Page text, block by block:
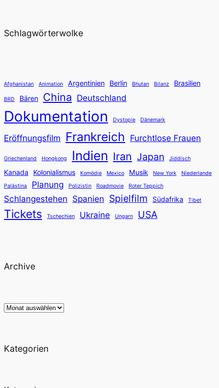
Schlagwörterwolke
Afghanistan Animation Argentinien Berlin Bhutan Bilanz Brasilien
BRD Bären China Deutschland
Dokumentation Dystopie Dänemark
Eröffnungsfilm Frankreich Furchtlose Frauen
Griechenland Hongkong Indien Iran Japan Jiddisch
Kanada Kolonialismus Komödie Mexico Musik New York
Niederlande
Palästina
Planung Polizistin Roadmovie Roter Teppich
Schlangestehen Spanien Spielfilm Südafrika Tibet
Tickets Tschechien Ukraine Ungarn USA
Archive
Archiv
Kategorien